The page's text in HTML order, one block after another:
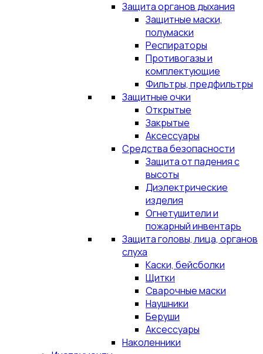
Защита органов дыхания
Защитные маски,
полумаски
Респираторы
Противогазы и
комплектующие
Фильтры, предфильтры
Защитные очки
Открытые
Закрытые
Аксессуары
Средства безопасности
Защита от падения с
высоты
Диэлектрические
изделия
Огнетушители и
пожарный инвентарь
Защита головы, лица, органов
слуха
Каски, бейсболки
Щитки
Сварочные маски
Наушники
Беруши
Аксессуары
Наколенники